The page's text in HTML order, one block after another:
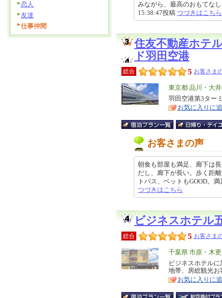
みながら、最高のおもてな
15:38:47投稿 つづきはこちら
住友不動産ホテ
ド羽田空港
総合 5 お客さま
エ
リ
ア
東京都 品川・大
特
徴
羽田空港第3ター
お気に入りに
お客さまの声
朝食も部屋も満足、廊下は
だし、廊下が長い。歩く距
トバス、ベットもGOOD。
つづきはこちら
ビジネスホテル
総合 5 お客さま
エ
リ
ア
千葉県 市原・木
特
徴
ビジネスホテル
地帯、房総観光
お気に入りに
恋人
友達
仕事仲間